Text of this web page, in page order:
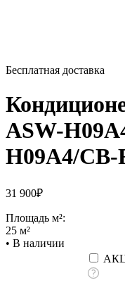
Бесплатная доставка
ASW-
H09A4/СB-
31 900₽
Площадь м²:
25 м²
• В наличии